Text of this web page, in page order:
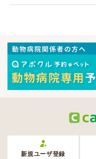
新規ユーザ登録